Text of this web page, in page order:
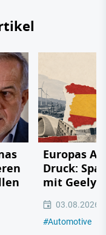
Europas
Druck:
mit Geely,
03.08.2026
#Automotive